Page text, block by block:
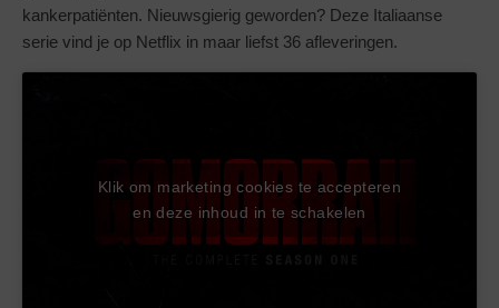
kankerpatiënten. Nieuwsgierig geworden? Deze Italiaanse
serie vind je op Netflix in maar liefst 36 afleveringen.
Klik om marketing cookies te accepteren
en deze inhoud in te schakelen